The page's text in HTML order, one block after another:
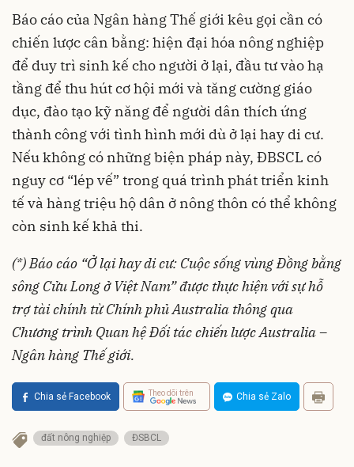
Báo cáo của Ngân hàng Thế giới kêu gọi cần có
chiến lược cân bằng: hiện đại hóa nông nghiệp
để duy trì sinh kế cho người ở lại, đầu tư vào hạ
tầng để thu hút cơ hội mới và tăng cường giáo
dục, đào tạo kỹ năng để người dân thích ứng
thành công với tình hình mới dù ở lại hay di cư.
Nếu không có những biện pháp này, ĐBSCL có
nguy cơ “lép vế” trong quá trình phát triển kinh
tế và hàng triệu hộ dân ở nông thôn có thể không
còn sinh kế khả thi.
(*)Báo cáo “Ở lại hay di cư: Cuộc sống vùng Đồng bằng
sông Cửu Long ở Việt Nam” được thực hiện với sự hỗ
trợ tài chính từ Chính phủ Australia thông qua
Chương trình Quan hệ Đối tác chiến lược Australia –
Ngân hàng Thế giới.
Chia sẻ Facebook Theo dõi trên Chia sẻ Zalo
đất nông nghiệp ĐSBCL